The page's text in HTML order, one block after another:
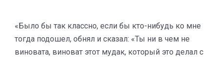
«Было бы так классно, если бы кто-нибудь ко мне
тогда подошел, обнял и сказал: «Ты ни в чем не
виновата, виноват этот мудак, который это делал с